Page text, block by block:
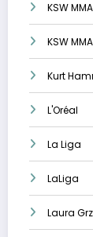
KSW
KSW
Kurt
L'Oréal
La Liga
LaLiga
Laura